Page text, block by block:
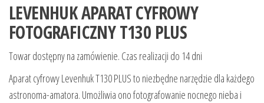
LEVENHUK APARAT CYFROWY
FOTOGRAFICZNY T130 PLUS
Towar dostępny na zamówienie. Czas realizacji do 14 dni
Aparat cyfrowy Levenhuk T130 PLUS to niezbędne narzędzie dla każdego
astronoma-amatora. Umożliwia ono fotografowanie nocnego nieba i